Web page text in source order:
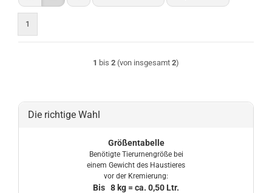
1
1 bis 2 (von insgesamt 2)
Die richtige Wahl
Größentabelle
Benötigte Tierurnengröße bei
einem Gewicht des Haustieres
vor der Kremierung:
Bis 8 kg = ca. 0,50 Ltr.